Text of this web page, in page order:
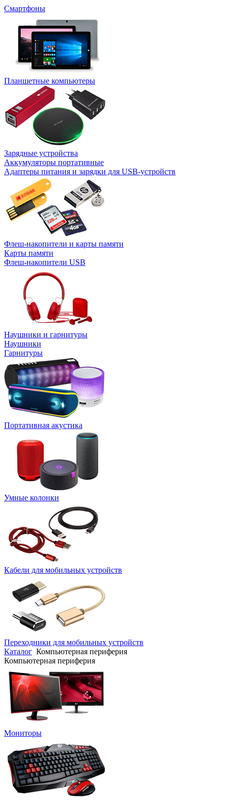
Смартфоны
Планшетные компьютеры
Зарядные устройства
Аккумуляторы портативные
Адаптеры питания и зарядки для USB-устройств
Флеш-накопители и карты памяти
Карты памяти
Флеш-накопители USB
Наушники и гарнитуры
Наушники
Гарнитуры
Портативная акустика
Умные колонки
Кабели для мобильных устройств
Переходники для мобильных устройств
Каталог Компьютерная периферия
Компьютерная периферия
Мониторы